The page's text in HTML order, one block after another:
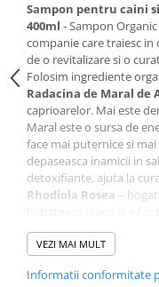
Sampon pentru caini
400ml - Sampon
companie care traiesc in
de o revitalizare si o
Folosim ingrediente
Radacina de Maral de
caprioarelor. Mai este
Maral este o sursa de
face mai puternice si
depaseasca inamicii in
detoxifiante, ajuta la
Rhodiola Rosea –
Ulei saponificat din
asigura o curatare
Wilda Siberica foloseste
VEZI MAI MULT
Informatii conformitate